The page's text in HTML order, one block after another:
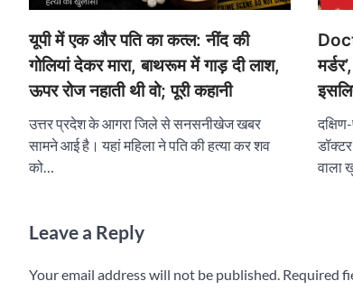
यूपी में एक और पति का कत्ल: नींद की
गोलियां देकर मारा, बाथरूम में गाड़ दी लाश,
ऊपर रोज नहाती थी वो; पूरी कहानी
उत्तर प्रदेश के आगरा जिले से सनसनीखेज खबर
सामने आई है। यहां महिला ने पति की हत्या कर शव
को…
वाला
Leave a Reply
Your email address will not be published. Required